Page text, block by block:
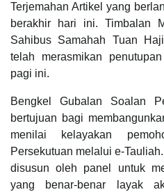
Terjemahan Artikel yang
berakhir hari ini. Timbalan
Sahibus Samahah Tuan
telah merasmikan
pagi ini.
Bengkel Gubalan Soalan
bertujuan bagi
menilai kelayakan
Persekutuan melalui e-
disusun oleh panel untuk
yang benar-benar layak